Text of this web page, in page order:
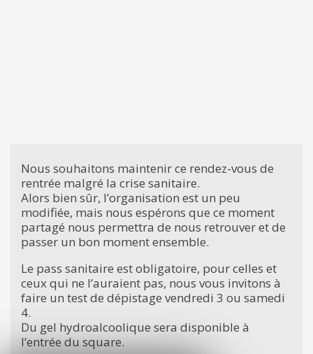
Nous souhaitons maintenir ce rendez-vous de
rentrée malgré la crise sanitaire.
Alors bien sûr, l’organisation est un peu
modifiée, mais nous espérons que ce moment
partagé nous permettra de nous retrouver et de
passer un bon moment ensemble.
Le pass sanitaire est obligatoire, pour celles et
ceux qui ne l’auraient pas, nous vous invitons à
faire un test de dépistage vendredi 3 ou samedi
4.
Du gel hydroalcoolique sera disponible à
l’entrée du square.